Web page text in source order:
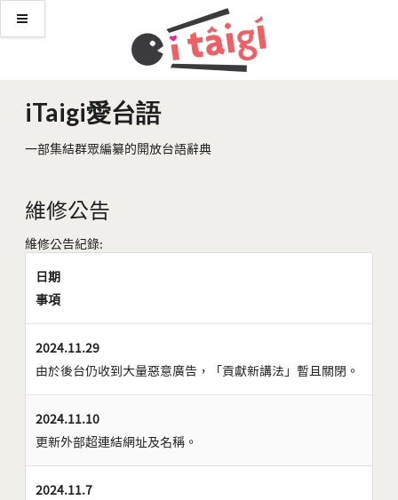
iTaigi愛台語
一部集結群眾編纂的開放台語辭典
維修公告
維修公告紀錄:
日期
事項
2024.11.29
由於後台仍收到大量惡意廣告，「貢獻新講法」暫且關閉。
2024.11.10
更新外部超連結網址及名稱。
2024.11.7